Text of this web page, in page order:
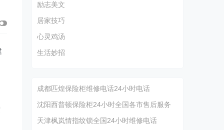
励志美文
居家技巧
心灵鸡汤
生活妙招
成都匹煌保险柜维修电话24小时电话
沈阳西普顿保险柜24小时全国各市售后服务
天津枫岚情指纹锁全国24小时维修电话